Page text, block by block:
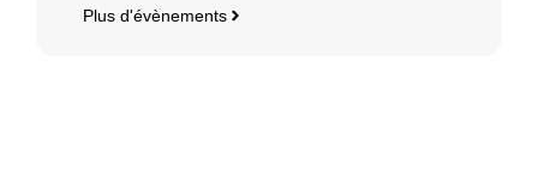
Plus d'évènements